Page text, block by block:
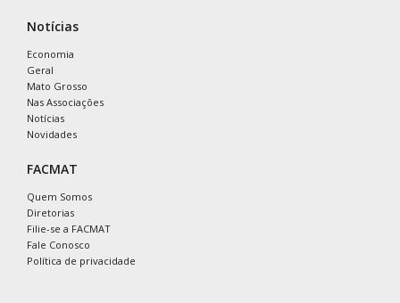
Notícias
Economia
Geral
Mato Grosso
Nas Associações
Notícias
Novidades
FACMAT
Quem Somos
Diretorias
Filie-se a FACMAT
Fale Conosco
Política de privacidade